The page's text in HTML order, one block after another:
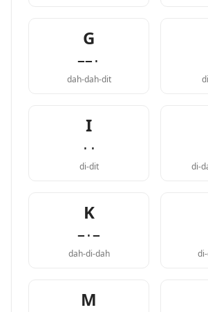
G
−−·
dah-dah-dit
I
··
di-dit di-
K
−·−
dah-di-dah
M